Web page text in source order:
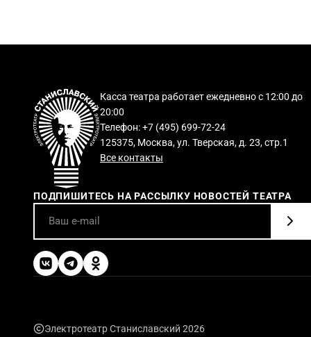
Касса театра работает ежедневно с 12:00 до
20:00
Телефон: +7 (495) 699-72-24
125375, Москва, ул. Тверская, д. 23, стр.1
Все контакты
ПОДПИШИТЕСЬ НА РАССЫЛКУ НОВОСТЕЙ ТЕАТРА
Электротеатр Станиславский 2026